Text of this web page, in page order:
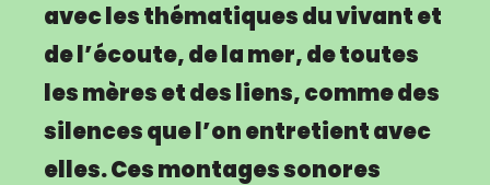
avec les thématiques du vivant et
de l’écoute, de la mer, de toutes
les mères et des liens, comme des
silences que l’on entretient avec
elles. Ces montages sonores